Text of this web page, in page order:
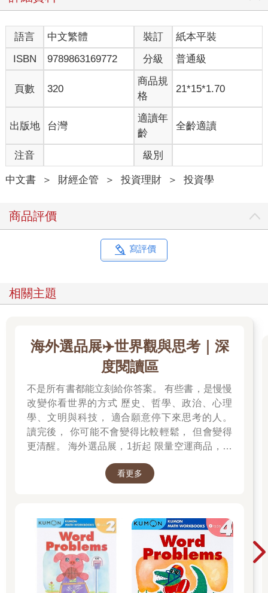
的投資者，正是憑著這點獲得難以想像的收益。正如前人所說的
「河水總會淹死會水的人！」
四、智慧
承認無知是智慧的開始。
五、別做傻事
人們都試圖變得精明，而我只想證明自己並不是在幹傻事——但
這比許多人所想像的要困難得多。
使用定量（一定的數量）的手段，可以找到划算的買賣，一旦我
們跨越了思維枷鎖，那麼我們就能開始思考更好的投資機會了。
七、靜心（心思不亂）
靜心等待將幫助你成為一名投資者，而大多數人都是處於迫不及
待的狀態。
八、耐得住寂寞
發現自己所付出的代價是值得的。」——這句話有點違反人性，
不過卻是一句真心話。
在伯克希爾・哈撒韋公司，我們從來不會有總體規劃，任何想要
做總體規劃的人都會被解雇。因為總體規劃考慮的只是制定過去
訊。
十、財富的來源
時，每個韓國小孩從學校回家後都要與家教，從下午到晚上整整
學習4個小時——當你輸給這樣一群人時，你還會感到驚訝嗎？除
在過去任何一年，如果你一次都沒有推翻過自己認為最中意的想
法，那麼你這一年就算是浪費了！
十二、每天進步一點點
每天結束時，努力使自己早上起床時更加睿智一些，忠誠且出色
地履行自己的職責，每天進步一點點。如果足夠長壽，最終大多
加州理工學院大部分的畢業生都想進入金融業，他們唬弄那些不
十四、壓力
隨著年齡的增長，我變得越來越富有經驗。我像是這樣的一個人
——他從摩天大樓往下跳，在降到第五層樓時，他說：「到目前
為止，這是一段不錯的旅程！」
職業生涯的三條規則。（1）不要銷售你自己都不願意買的東西。
語言 中文繁體 裝訂
紙本平裝
ISBN
9789863169772 分級 普通級
頁數 320
商品規
格
21*15*1.70
出版地 台灣
適讀年
齡
全齡適讀
注音 級別
中文書 ＞ 財經企管 ＞ 投資理財 ＞ 投資學
商品評價
寫評價
相關主題
海外選品展✈️世界觀與思考｜深
度閱讀區
不是所有書都能立刻給你答案。 有些書，是慢慢
改變你看世界的方式 歷史、哲學、政治、心理
學、文明與科技， 適合願意停下來思考的人。
讀完後， 你可能不會變得比較輕鬆， 但會變得
更清醒。 海外選品展，1折起 限量空運商品，先
看更多